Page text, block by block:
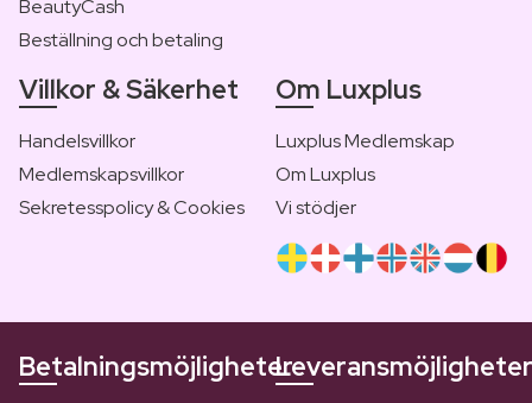
BeautyCash
Beställning och betaling
Villkor & Säkerhet
Handelsvillkor
Medlemskapsvillkor
Sekretesspolicy & Cookies
Om Luxplus
Luxplus Medlemskap
Om Luxplus
Vi stödjer
BetalningsmöjligheterLeveransmöjligheter